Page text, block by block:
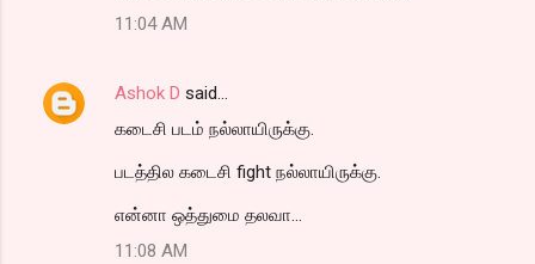
11:04 AM
Ashok D said…
கடைசி படம் நல்லாயிருக்கு.
படத்தில கடைசி fight நல்லாயிருக்கு.
என்னா ஒத்துமை தலவா...
11:08 AM